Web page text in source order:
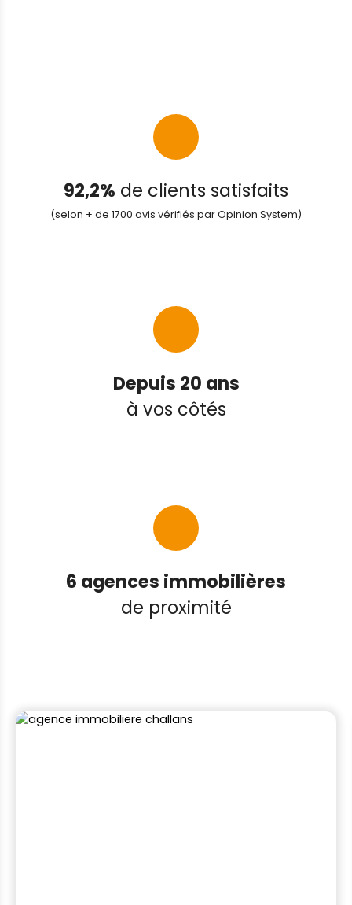
92,2% de clients satisfaits
(selon + de 1700 avis vérifiés par Opinion System)
Depuis 20 ans
à vos côtés
6 agences immobilières
de proximité